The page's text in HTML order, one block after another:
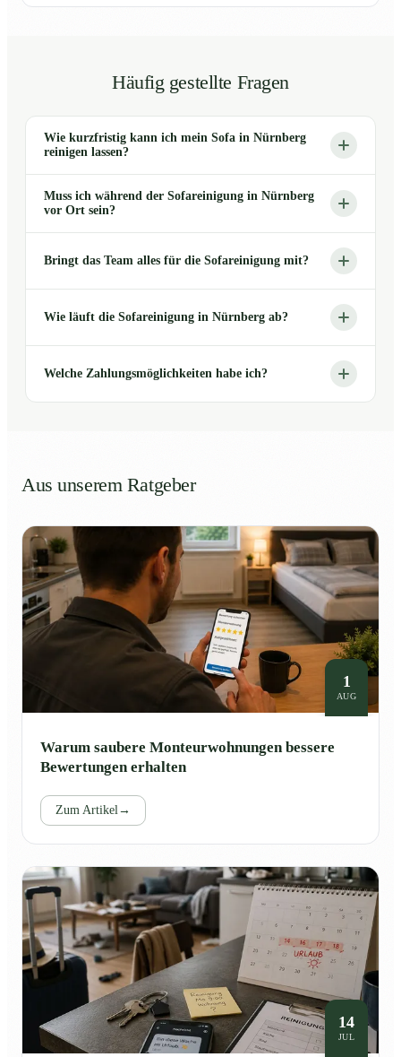
Häufig gestellte Fragen
Wie kurzfristig kann ich mein Sofa in Nürnberg
reinigen lassen?
Muss ich während der Sofareinigung in Nürnberg
vor Ort sein?
Bringt das Team alles für die Sofareinigung mit?
Wie läuft die Sofareinigung in Nürnberg ab?
Welche Zahlungsmöglichkeiten habe ich?
Aus unserem Ratgeber
1
AUG
Warum saubere Monteurwohnungen bessere
Bewertungen erhalten
Zum Artikel →
14
JUL